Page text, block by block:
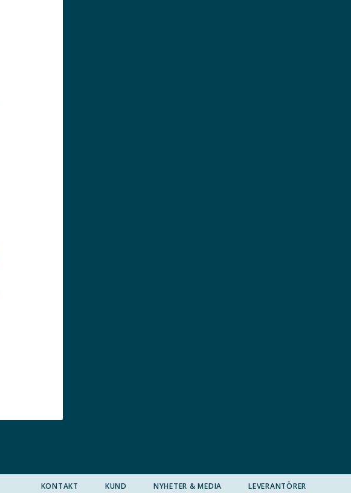
KONTAKT KUND NYHETER & MEDIA LEVERANTÖRER